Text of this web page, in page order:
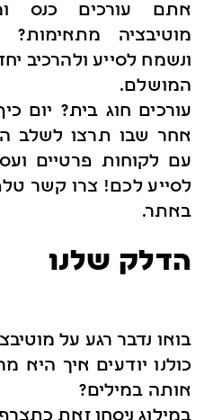
אתם עורכים כנס
מוטיבציה מתאימות?
ונשמח לסייע ולהרכיב
המושלם.
עורכים חוג בית? יום
אחר שבו תרצו לשלב
עם לקוחות פרטיים
לסייע לכם! צרו קשר
באתר.
הדלק שלנו
בואו נדבר רגע על
כולנו יודעים איך היא
אותה במילים?